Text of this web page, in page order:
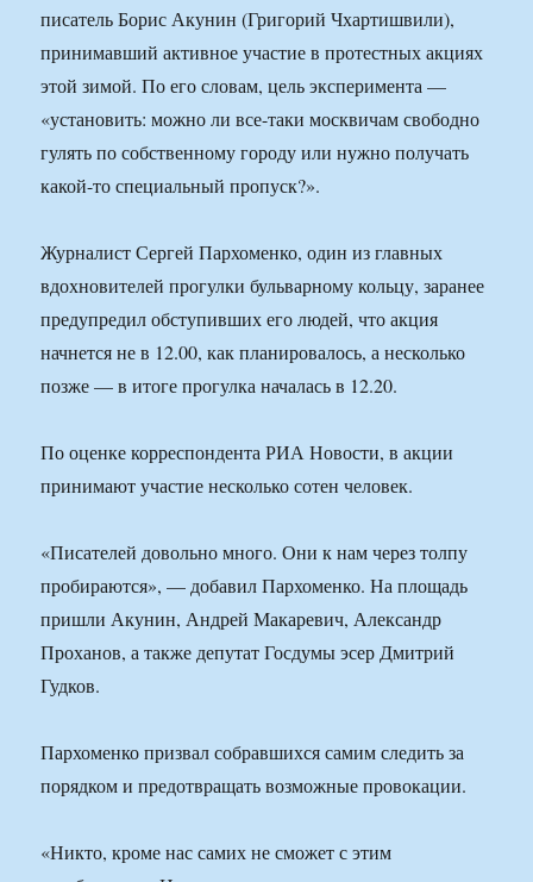
писатель Борис Акунин (Григорий Чхартишвили),
принимавший активное участие в протестных акциях
этой зимой. По его словам, цель эксперимента —
«установить: можно ли все-таки москвичам свободно
гулять по собственному городу или нужно получать
какой-то специальный пропуск?».
Журналист Сергей Пархоменко, один из главных
вдохновителей прогулки бульварному кольцу, заранее
предупредил обступивших его людей, что акция
начнется не в 12.00, как планировалось, а несколько
позже — в итоге прогулка началась в 12.20.
По оценке корреспондента РИА Новости, в акции
принимают участие несколько сотен человек.
«Писателей довольно много. Они к нам через толпу
пробираются», — добавил Пархоменко. На площадь
пришли Акунин, Андрей Макаревич, Александр
Проханов, а также депутат Госдумы эсер Дмитрий
Гудков.
Пархоменко призвал собравшихся самим следить за
порядком и предотвращать возможные провокации.
«Никто, кроме нас самих не сможет с этим